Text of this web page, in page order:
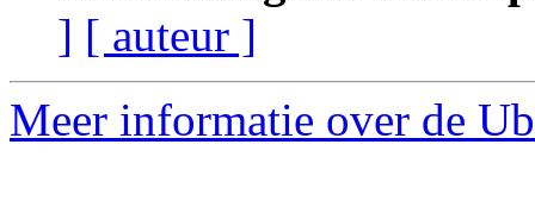
] [ auteur ]
Meer informatie over de